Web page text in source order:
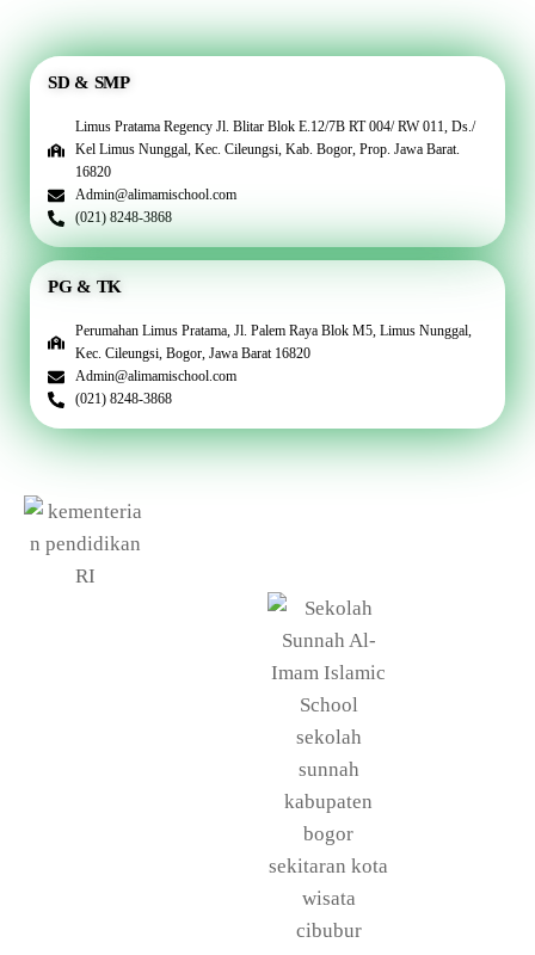
SD & SMP
Limus Pratama Regency Jl. Blitar Blok E.12/7B RT 004/ RW 011, Ds./
Kel Limus Nunggal, Kec. Cileungsi, Kab. Bogor, Prop. Jawa Barat.
16820
Admin@alimamischool.com
(021) 8248-3868
PG & TK
Perumahan Limus Pratama, Jl. Palem Raya Blok M5, Limus Nunggal,
Kec. Cileungsi, Bogor, Jawa Barat 16820
Admin@alimamischool.com
(021) 8248-3868